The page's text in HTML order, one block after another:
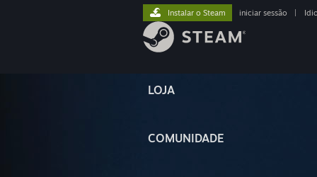
LOJA
COMUNIDADE
Instalar o Steam iniciar sessão